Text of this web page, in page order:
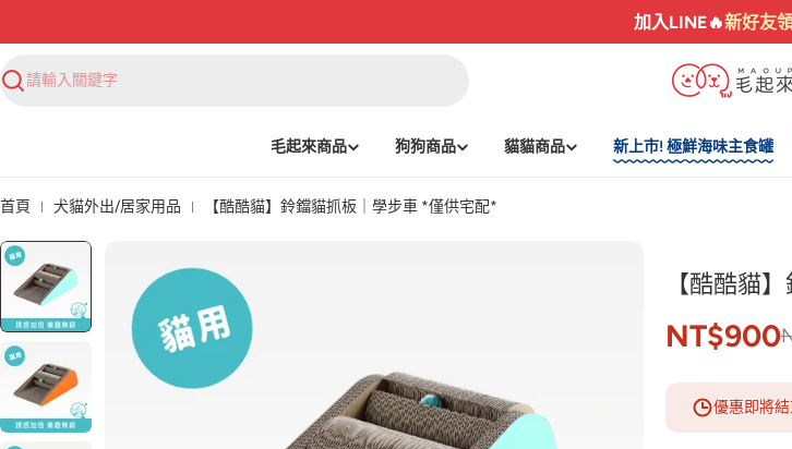
加入LINE🔥新好友
搜
毛起來商品 狗狗商品 貓貓商品 新上市! 極鮮海味主食罐
首頁 犬貓外出/居家用品 【酷酷貓】鈴鐺貓抓板｜學步車 *僅供宅配*
【酷酷貓
NT$900
優惠即將結